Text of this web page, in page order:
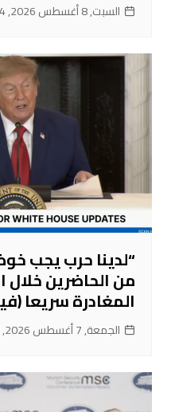
السبت, 8 أغسطس 2026, 0:54
“لدينا حرب يجب
من الحاضرين خلال
المغادرة سريعا
الجمعة, 7 أغسطس 2026, 23:54